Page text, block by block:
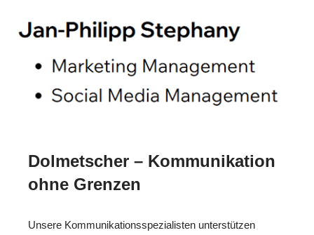
Dolmetscher – Kommunikation
ohne Grenzen
Unsere Kommunikationsspezialisten unterstützen